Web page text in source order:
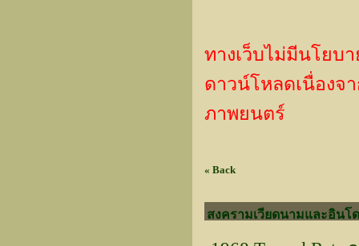
ทางเว็บไม่มีนโยบ
ดาวน์โหลดเนื่องจ
ภาพยนตร์
« Back
สงครามเวียดนามและอินโ